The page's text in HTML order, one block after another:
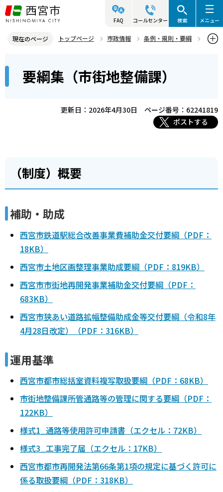
こ
の
ジ
先
FAQ コールセンター 検索 メニュー
現在のページ トップページ 市政情報
条例・規則・要綱
こ
要綱集（市街地整備課）
更新日：2026年4月30日
ページ番号：62241819
ポストする
（制度）概要
補助・助成
西宮市鉄道駅総合改善事業費補助金交付要綱（PDF：
18KB）
西宮市土地区画整理事業助成要綱（PDF：819KB）
西宮市市街地再開発事業補助金交付要綱（PDF：
683KB）
西宮市狭あい道路拡幅整備助成金等交付要綱（令和8年
4月28日改定）（PDF：316KB）
運用基準
西宮市都市総括室資料複写取扱要綱（PDF：68KB）
市街地整備課所管通路等の管理に関する要綱（PDF：
122KB）
様式1_通路等使用許可申請書（エクセル：72KB）
様式3_工事完了届（エクセル：17KB）
西宮市都市再開発法第66条第1項の規定に基づく許可に
係る取扱要綱（PDF：318KB）